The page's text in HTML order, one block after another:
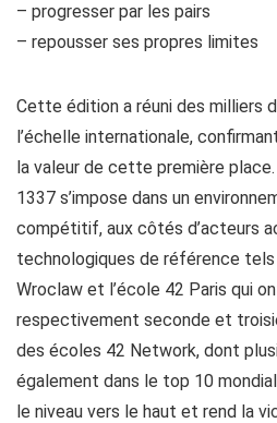
– progresser par les pairs
– repousser ses propres limites
Cette édition a réuni des milliers
l’échelle internationale,
la valeur de cette première place.
1337 s’impose dans un
compétitif, aux côtés d’acteurs
technologiques de référence tels
Wroclaw et l’école 42 Paris qui
respectivement seconde et
des écoles 42 Network, dont
également dans le top 10
le niveau vers le haut et rend la